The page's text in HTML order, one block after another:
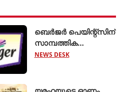
ബെർജർ പെയിന്റ്സിന്
സാമ്പത്തിക
വർഷത്തിന്റെ ആദ്യ
NEWS DESK